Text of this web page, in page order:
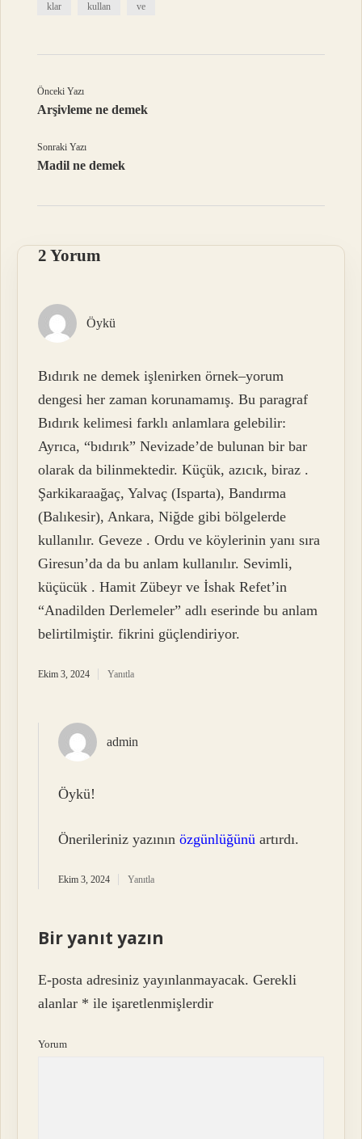
klar kullan ve
Önceki Yazı
Arşivleme ne demek
Sonraki Yazı
Madil ne demek
2 Yorum
Öykü
Bıdırık ne demek işlenirken örnek–yorum
dengesi her zaman korunamamış. Bu paragraf
Bıdırık kelimesi farklı anlamlara gelebilir:
Ayrıca, “bıdırık” Nevizade’de bulunan bir bar
olarak da bilinmektedir. Küçük, azıcık, biraz .
Şarkikaraağaç, Yalvaç (Isparta), Bandırma
(Balıkesir), Ankara, Niğde gibi bölgelerde
kullanılır. Geveze . Ordu ve köylerinin yanı sıra
Giresun’da da bu anlam kullanılır. Sevimli,
küçücük . Hamit Zübeyr ve İshak Refet’in
“Anadilden Derlemeler” adlı eserinde bu anlam
belirtilmiştir. fikrini güçlendiriyor.
Ekim 3, 2024 Yanıtla
admin
Öykü!
Önerileriniz yazınınözgünlüğünü artırdı.
Ekim 3, 2024 Yanıtla
Bir yanıt yazın
E-posta adresiniz yayınlanmayacak. Gerekli
alanlar * ile işaretlenmişlerdir
Yorum